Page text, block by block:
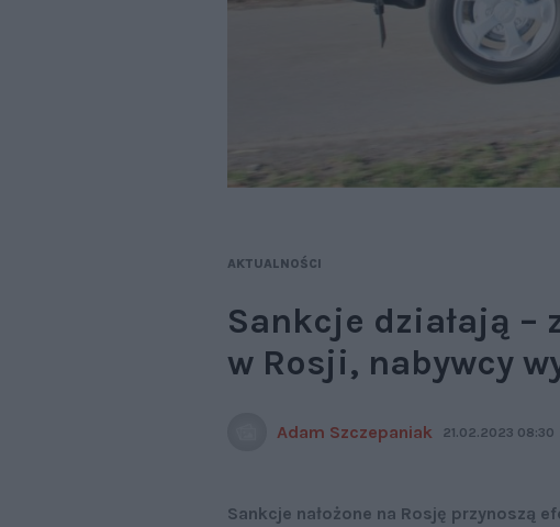
AKTUALNOŚCI
Sankcje działają –
w Rosji, nabywcy
Adam Szczepaniak 21.02.2023 08:30
Sankcje nałożone na Rosję przynoszą